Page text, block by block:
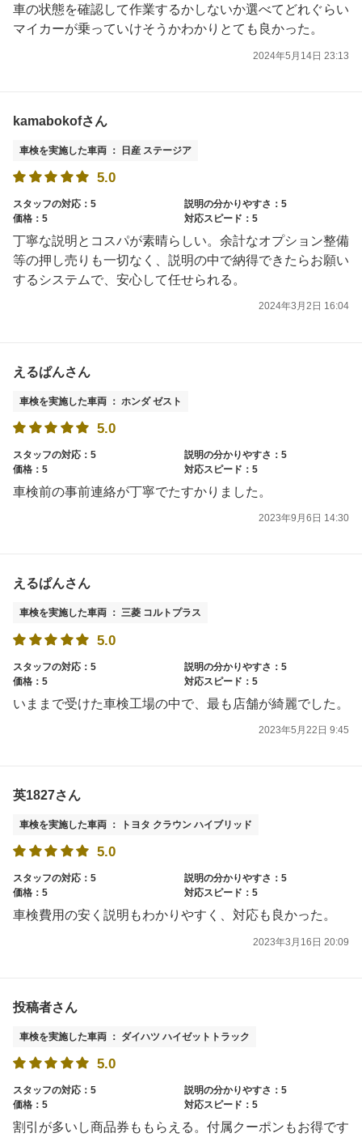
車の状態を確認して作業するかしないか選べてどれぐらい
マイカーが乗っていけそうかわかりとても良かった。
2024年5月14日 23:13
kamabokofさん
車検を実施した車両 ： 日産 ステージア
5.0
スタッフの対応：5
説明の分かりやすさ：5
価格：5
対応スピード：5
丁寧な説明とコスパが素晴らしい。余計なオプション整備
等の押し売りも一切なく、説明の中で納得できたらお願い
するシステムで、安心して任せられる。
2024年3月2日 16:04
えるぱんさん
車検を実施した車両 ： ホンダ ゼスト
5.0
スタッフの対応：5
説明の分かりやすさ：5
価格：5
対応スピード：5
車検前の事前連絡が丁寧でたすかりました。
2023年9月6日 14:30
えるぱんさん
車検を実施した車両 ： 三菱 コルトプラス
5.0
スタッフの対応：5
説明の分かりやすさ：5
価格：5
対応スピード：5
いままで受けた車検工場の中で、最も店舗が綺麗でした。
2023年5月22日 9:45
英1827さん
車検を実施した車両 ： トヨタ クラウン ハイブリッド
5.0
スタッフの対応：5
説明の分かりやすさ：5
価格：5
対応スピード：5
車検費用の安く説明もわかりやすく、対応も良かった。
2023年3月16日 20:09
投稿者さん
車検を実施した車両 ： ダイハツ ハイゼットトラック
5.0
スタッフの対応：5
説明の分かりやすさ：5
価格：5
対応スピード：5
割引が多いし商品券ももらえる。付属クーポンもお得です